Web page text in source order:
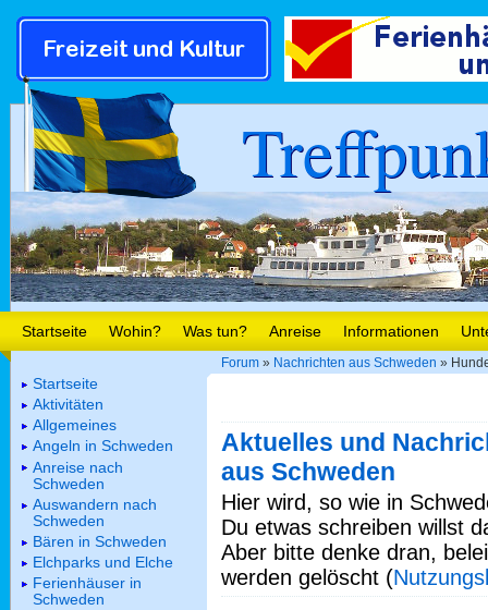
Startseite Wohin? Was tun? Anreise Informationen
Forum » Nachrichten aus Schweden »
Aktuelles und
aus Schweden
Hier wird, so wie in
Du etwas schreiben willst
Aber bitte denke dran,
werden gelöscht (
Startseite
Aktivitäten
Allgemeines
Angeln in Schweden
Anreise nach
Schweden
Auswandern nach
Schweden
Bären in Schweden
Elchparks und Elche
Ferienhäuser in
Schweden